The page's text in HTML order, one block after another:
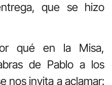
que se hizo
qué en la Misa,
de Pablo a los
nos invita a aclamar: